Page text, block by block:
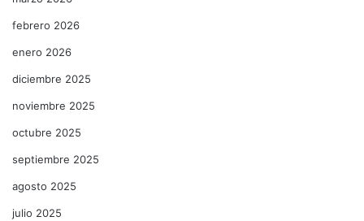
febrero 2026
enero 2026
diciembre 2025
noviembre 2025
octubre 2025
septiembre 2025
agosto 2025
julio 2025